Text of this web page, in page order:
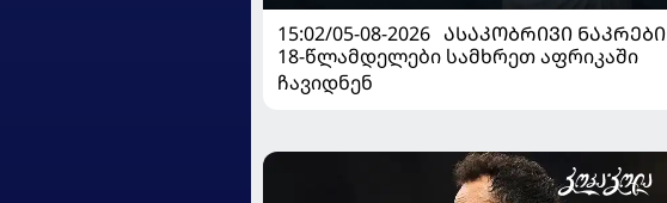
15:02/05-08-2026 ᲐᲡᲐᲙᲝᲑᲠᲘᲕᲘ ᲜᲐᲙᲠᲔᲑᲘ
18-წლამდელები სამხრეთ აფრიკაში
ჩავიდნენ